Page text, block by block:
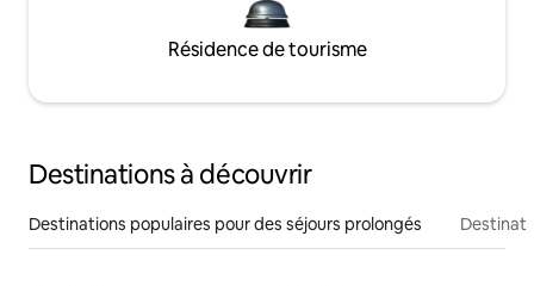
Résidence de tourisme
Destinations à découvrir
Destinations populaires pour des séjours prolongés